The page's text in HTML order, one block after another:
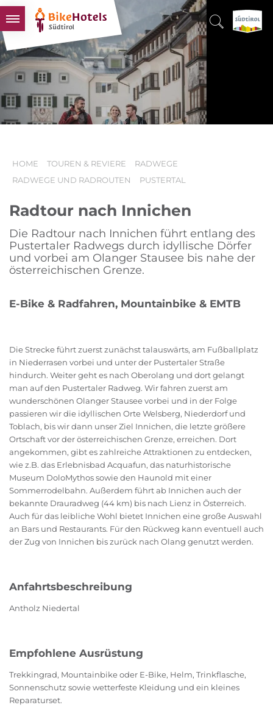
BIKEHOTELS
HOTELS & PAKETE
TOUREN & REVIERE
SÜDTIROL & WIR
HOME TOUREN & REVIERE
RADWEGE
RADWEGE UND RADROUTEN
PUSTERTAL
Radtour nach Innichen
Die Radtour nach Innichen führt entlang des
Pustertaler Radwegs durch idyllische Dörfer
und vorbei am Olanger Stausee bis nahe der
österreichischen Grenze.
E-Bike & Radfahren, Mountainbike & EMTB
Die Strecke führt zuerst zunächst talauswärts, am Fußballplatz
in Niederrasen vorbei und unter der Pustertaler Straße
hindurch. Weiter geht es nach Oberolang und dort gelangt
man auf den Pustertaler Radweg. Wir fahren zuerst am
wunderschönen Olanger Stausee vorbei und in der Folge
passieren wir die idyllischen Orte Welsberg, Niederdorf und
Toblach, bis wir dann unser Ziel Innichen, die letzte größere
Ortschaft vor der österreichischen Grenze, erreichen. Dort
angekommen, gibt es zahlreiche Attraktionen zu entdecken,
wie z.B. das Erlebnisbad Acquafun, das naturhistorische
Museum DoloMythos sowie den Haunold mit einer
Sommerrodelbahn. Außerdem führt ab Innichen auch der
bekannte Drauradweg (44 km) bis nach Lienz in Österreich.
Auch für das leibliche Wohl bietet Innichen eine große Auswahl
an Bars und Restaurants. Für den Rückweg kann eventuell auch
der Zug von Innichen bis zurück nach Olang genutzt werden.
Anfahrtsbeschreibung
Antholz Niedertal
Empfohlene Ausrüstung
Trekkingrad, Mountainbike oder E-Bike, Helm, Trinkflasche,
Sonnenschutz sowie wetterfeste Kleidung und ein kleines
Reparaturset.